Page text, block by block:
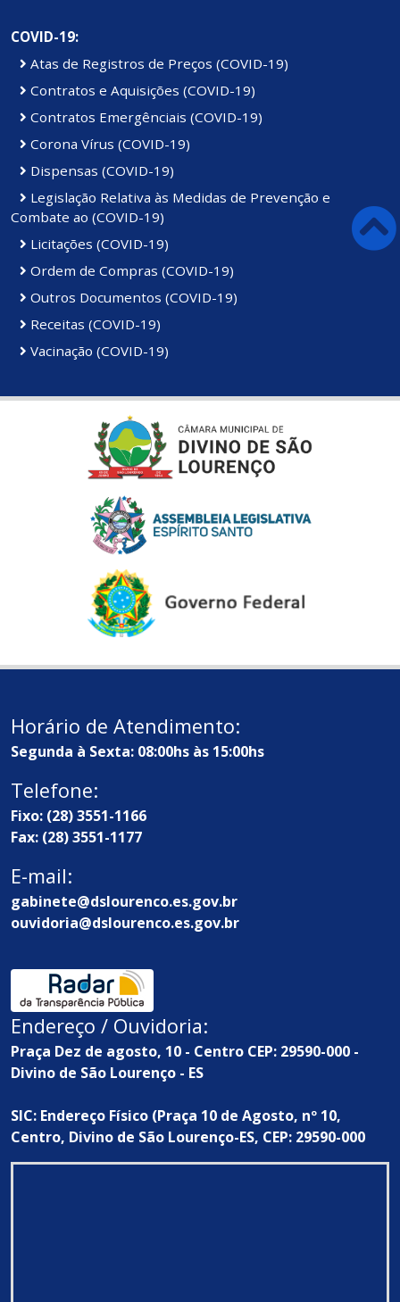
COVID-19:
Atas de Registros de Preços (COVID-19)
Contratos e Aquisições (COVID-19)
Contratos Emergênciais (COVID-19)
Corona Vírus (COVID-19)
Dispensas (COVID-19)
Legislação Relativa às Medidas de Prevenção e
Combate ao (COVID-19)
Licitações (COVID-19)
Ordem de Compras (COVID-19)
Outros Documentos (COVID-19)
Receitas (COVID-19)
Vacinação (COVID-19)
Horário de Atendimento:
Segunda à Sexta: 08:00hs às 15:00hs
Telefone:
Fixo: (28) 3551-1166
Fax: (28) 3551-1177
E-mail:
gabinete@dslourenco.es.gov.br
ouvidoria@dslourenco.es.gov.br
Endereço / Ouvidoria:
Praça Dez de agosto, 10 - Centro CEP: 29590-000 -
Divino de São Lourenço - ES
SIC: Endereço Físico (Praça 10 de Agosto, nº 10,
Centro, Divino de São Lourenço-ES, CEP: 29590-000